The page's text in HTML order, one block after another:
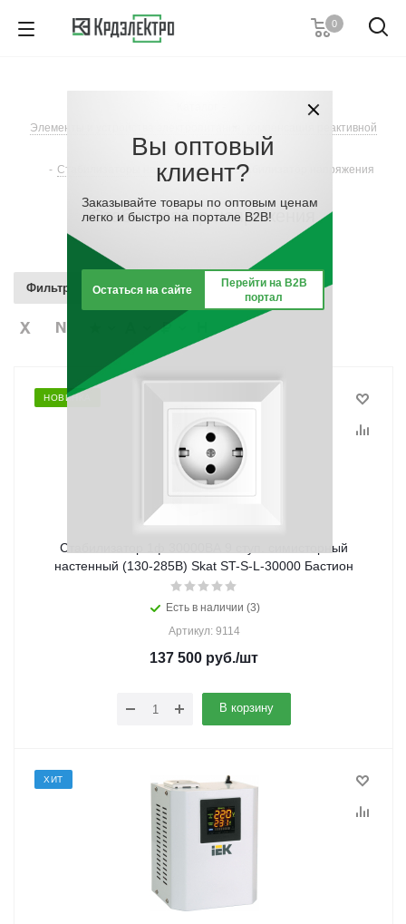
0
Элементы и устройства электропитания, компенсация реактивной
мощности
- Стабилизаторы напряжения - Стабилизатор напряжения
Стабилизатор напряжения
Фильтр
НОВИНКА
Стабилизатор 1ф 30000ВА 9 ступ. симисторный
настенный (130-285В) Skat ST-S-L-30000 Бастион
Есть в наличии (3)
Артикул: 9114
137 500 руб./шт
В корзину
ХИТ
Вы оптовый
клиент?
Заказывайте товары по оптовым ценам
легко и быстро на портале B2B!
Остаться на сайте
Перейти на B2B
портал